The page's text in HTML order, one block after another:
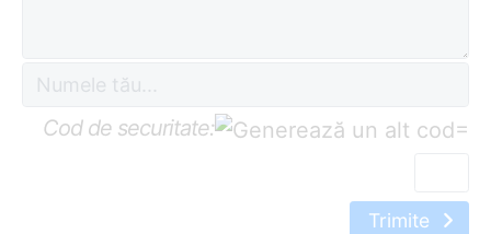
Cod de securitate: =
Trimite